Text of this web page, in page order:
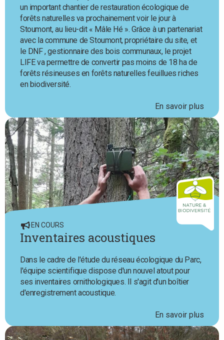
un important chantier de restauration écologique de
forêts naturelles va prochainement voir le jour à
Stoumont, au lieu-dit « Mâle Hé ». Grâce à un partenariat
avec la commune de Stoumont, propriétaire du site, et
le DNF , gestionnaire des bois communaux, le projet
LIFE va permettre de convertir pas moins de 18 ha de
forêts résineuses en forêts naturelles feuillues riches
en biodiversité.
En savoir plus
EN COURS
Inventaires acoustiques
Dans le cadre de l'étude du réseau écologique du Parc,
l'équipe scientifique dispose d'un nouvel atout pour
ses inventaires ornithologiques. Il s'agit d'un boîtier
d'enregistrement acoustique.
En savoir plus